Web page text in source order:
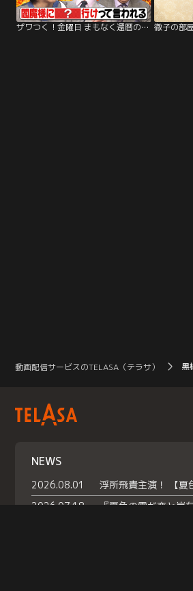
ザワつく！金曜日 まもなく還暦の一茂さんへ ちさ子さんから忠告！絶品カルボナーラも登場（2026/01/09放送分）
動画配信サービスのTELASA（テラサ） 黒
NEWS
2026.08.01
2026.07.18